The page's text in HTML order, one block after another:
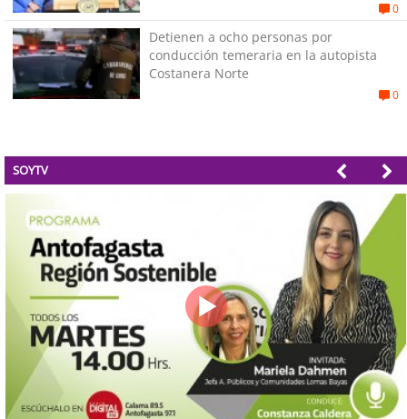
0
Detienen a ocho personas por
conducción temeraria en la autopista
Costanera Norte
0
SOYTV
Región Sostenible Cap 60: Economía circular y desarrollo regional